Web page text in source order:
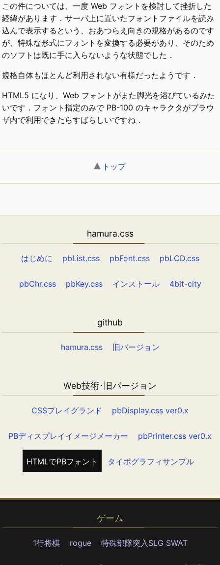
この件については、一度 Web フォントを検討して挫折した
経緯があります．サーバ上に置いたフォントファイルを読み
込んで表示するという、おあつらえ向きの規格があるのです
が、特殊な形式にフォントを変換する必要があり、そのため
のソフトは既に手に入らないような状態でした．
規格自体もほとんど利用されない有様だったようです．
HTML5 になり、Web フォントがまた脚光を浴びているみた
いです．フォント指定のみで PB-100 のキャラクタがブラウ
ザ内で利用できたらすばらしいですね．
トップ
hamura.css
はじめに pbList.css pbFont.css pbLCD.css
pbChr.css pbKey.css インストール 4bit-city
github
hamura.css 旧バージョン
Web技術･旧バージョン
CSSプレイグランド pbDisplay.css ver0.x
PBディスプレイイメージメーカー pbPrinter.css ver0.x
HTMLでPBフォント タイポグラフィサンプル
ゲーム
1行将棋 rogue 特殊部隊突入SLG SWAT